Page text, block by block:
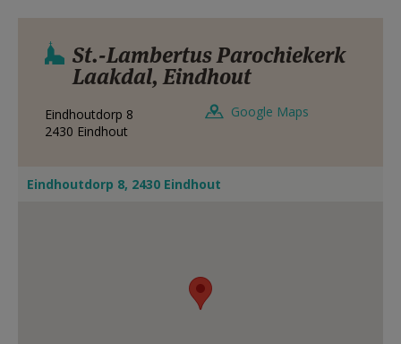
HULP
MIJN PAROCHIE
AANMELDEN OF REGISTREREN
St.-Lambertus Parochiekerk
Laakdal, Eindhout
Eindhoutdorp 8
2430 Eindhout
Google Maps
Eindhoutdorp 8, 2430 Eindhout